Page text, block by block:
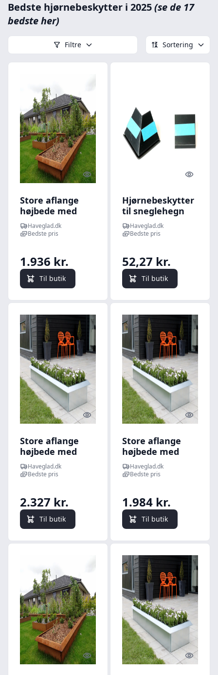
Bedste hjørnebeskytter i 2025(se de 17
bedste her)
Filtre Sortering
Quick look
Store aflange
højbede med
sneglehegn -
80x240cm 25cm
hjørnebeskytter
og samlemuffer
Haveglad.dk
Bedste pris
1.936 kr.
Til butik
Quick
Hjørnebeskytter
til sneglehegn
Haveglad.dk
Bedste pris
52,27 kr.
Til butik
Quick look
Store aflange
højbede med
sneglehegn -
120x240cm 25cm
Uden
hjørnebeskytter
og samlemuffer
Haveglad.dk
Bedste pris
2.327 kr.
Til butik
Quick
Store aflange
højbede med
sneglehegn -
40x240cm 25cm
Uden
hjørnebeskytter
og samlemuffer
Haveglad.dk
Bedste pris
1.984 kr.
Til butik
Quick look Quick